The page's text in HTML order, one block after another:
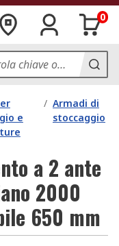
0
e
/ Armadi di
stoccaggio
a 2 ante
2000
650 mm